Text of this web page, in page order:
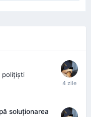
poliţişti
soluționarea